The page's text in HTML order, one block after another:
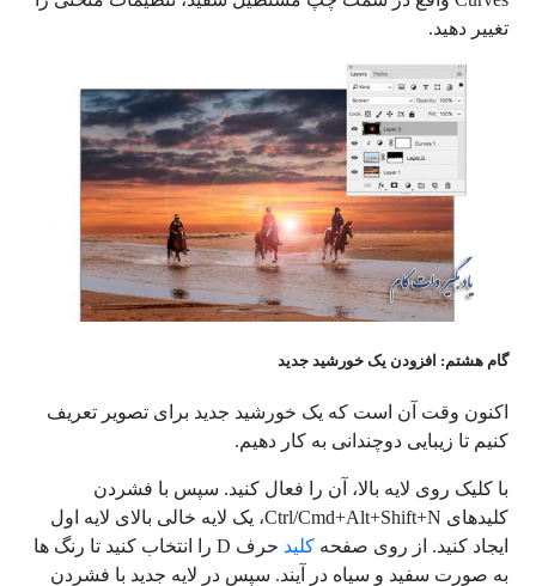
تغییر دهید.
گام هشتم: افزودن یک خورشید جدید
اکنون وقت آن است که یک خورشید جدید برای تصویر تعریف
کنیم تا زیبایی دوچندانی به کار دهیم.
با کلیک روی لایه بالا، آن را فعال کنید. سپس با فشردن
کلیدهای Ctrl/Cmd+Alt+Shift+N، یک لایه خالی بالای لایه اول
ایجاد کنید. از روی صفحه کلید
حرف D را انتخاب کنید تا رنگ ها
به صورت سفید و سیاه در آیند. سپس در لایه جدید با فشردن